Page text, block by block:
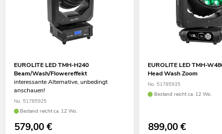
EUROLITE LED TMH-H240
Beam/Wash/Flowereffekt
interessante Alternative, unbedingt
anschauen!
No. 51785925
Bestand reicht ca. 12 Wo.
579,00€
EUROLITE LED TMH-
Head Wash Zoom
No. 51785935
Bestand reicht ca. 12 Wo.
899,00€